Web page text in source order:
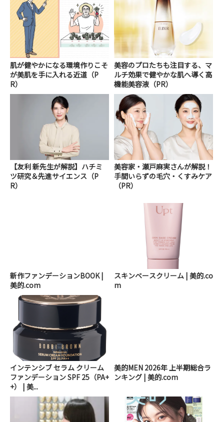
肌が健やかになる環境作りこそ
が美肌を手に入れる近道（P
R）
美容のプロたちも注目する、マ
ルチ効果で健やかな肌へ導く高
機能美容液（PR）
【友利 新先生が解説】ハチミ
ツ研究＆先進サイエンス（P
R）
美容家・瀬戸麻実さんが解説！
手間いらずの毛穴・くすみケア
（PR）
新作ファンデーションBOOK |
美的.com
スキンベースクリーム | 美的.co
m
インテンシブ セラム クリーム
ファンデーション SPF 25（PA+
+） | 美...
美的MEN 2026年 上半期総合ラ
ンキング | 美的.com